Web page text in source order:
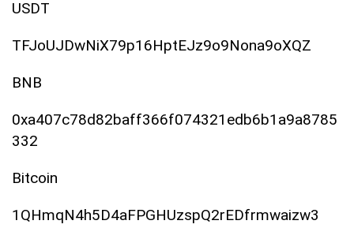
USDT
TFJoUJDwNiX79p16HptEJz9o9Nona9oXQZ
BNB
0xa407c78d82baff366f074321edb6b1a9a8785
332
Bitcoin
1QHmqN4h5D4aFPGHUzspQ2rEDfrmwaizw3